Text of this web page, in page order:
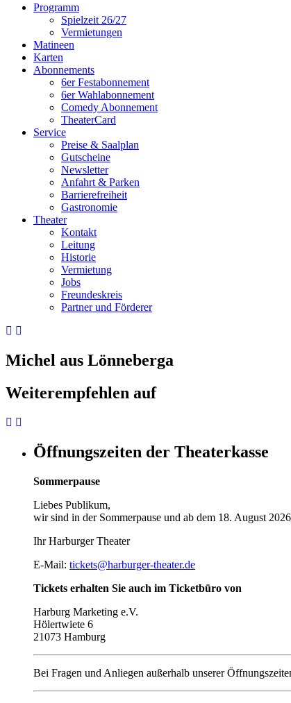
Programm
Spielzeit 26/27
Vermietungen
Matineen
Karten
Abonnements
6er Festabonnement
6er Wahlabonnement
Comedy Abonnement
TheaterCard
Service
Preise & Saalplan
Gutscheine
Newsletter
Anfahrt & Parken
Barrierefreiheit
Gastronomie
Theater
Kontakt
Leitung
Historie
Vermietung
Jobs
Freundeskreis
Partner und Förderer
Michel aus Lönneberga
Weiterempfehlen auf
Öffnungszeiten der Theaterkasse
Sommerpause
Liebes Publikum,
wir sind in der Sommerpause und ab dem 18. August
Ihr Harburger Theater
E-Mail: tickets@harburger-theater.de
Tickets erhalten Sie auch im Ticketbüro von
Harburg Marketing e.V.
Hölertwiete 6
21073 Hamburg
Bei Fragen und Anliegen außerhalb unserer